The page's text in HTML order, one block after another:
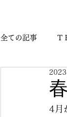
全ての記事 Ｔ
Journey &
2023
4月